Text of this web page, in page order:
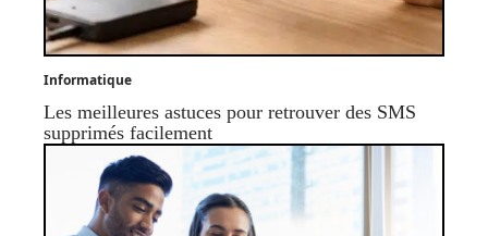
Informatique
Les meilleures astuces pour retrouver des SMS
supprimés facilement